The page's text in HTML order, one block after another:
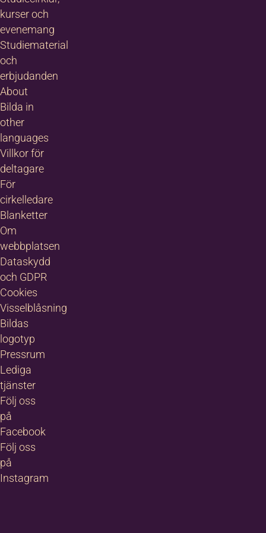
kurser och
evenemang
Studiematerial
och
erbjudanden
About
Bilda in
other
languages
Villkor för
deltagare
För
cirkelledare
Blanketter
Om
webbplatsen
Dataskydd
och GDPR
Cookies
Visselblåsning
Bildas
logotyp
Pressrum
Lediga
tjänster
Följ oss
på
Facebook
Följ oss
på
Instagram